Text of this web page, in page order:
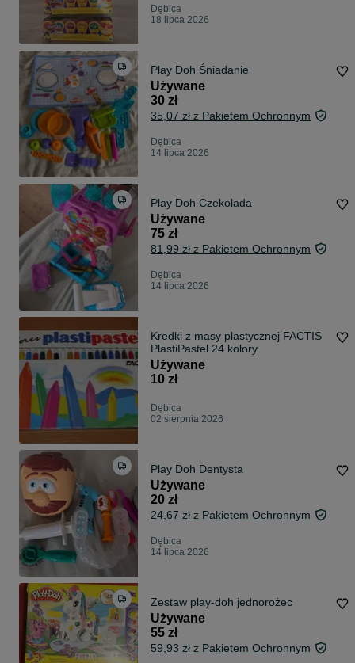
Dębica
18 lipca 2026
Play Doh Śniadanie
Używane
30 zł
35,07 zł z Pakietem Ochronnym
Dębica
14 lipca 2026
Play Doh Czekolada
Używane
75 zł
81,99 zł z Pakietem Ochronnym
Dębica
14 lipca 2026
Kredki z masy plastycznej FACTIS
PlastiPastel 24 kolory
Używane
10 zł
Dębica
02 sierpnia 2026
Play Doh Dentysta
Używane
20 zł
24,67 zł z Pakietem Ochronnym
Dębica
14 lipca 2026
Zestaw play-doh jednorożec
Używane
55 zł
59,93 zł z Pakietem Ochronnym